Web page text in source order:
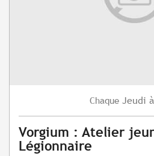
Chaque Jeudi
Vorgium : Atelier
Légionnaire